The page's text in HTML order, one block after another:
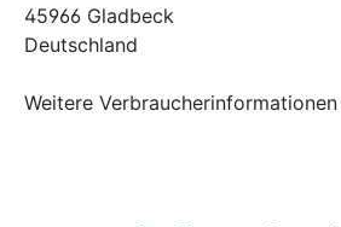
45966 Gladbeck
Deutschland
Weitere